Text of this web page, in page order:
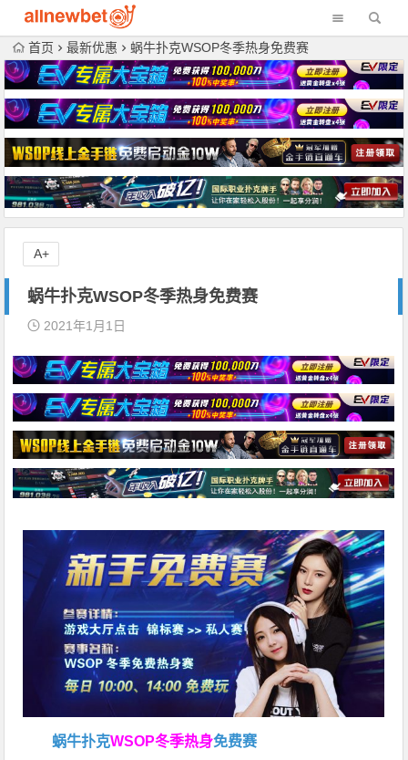
首页 最新优惠 蜗牛扑克WSOP冬季热身免费赛
蜗牛扑克WSOP冬季热身免费赛
2021年1月1日
蜗牛扑克WSOP冬季热身免费赛
A+